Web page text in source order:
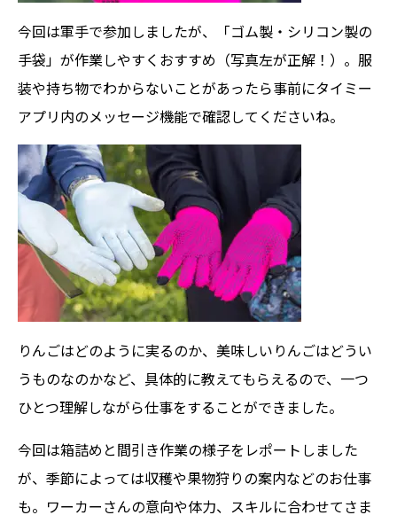
今回は軍手で参加しましたが、「ゴム製・シリコン製の
手袋」が作業しやすくおすすめ（写真左が正解！）。服
装や持ち物でわからないことがあったら事前にタイミー
アプリ内のメッセージ機能で確認してくださいね。
りんごはどのように実るのか、美味しいりんごはどうい
うものなのかなど、具体的に教えてもらえるので、一つ
ひとつ理解しながら仕事をすることができました。
今回は箱詰めと間引き作業の様子をレポートしました
が、季節によっては収穫や果物狩りの案内などのお仕事
も。ワーカーさんの意向や体力、スキルに合わせてさま